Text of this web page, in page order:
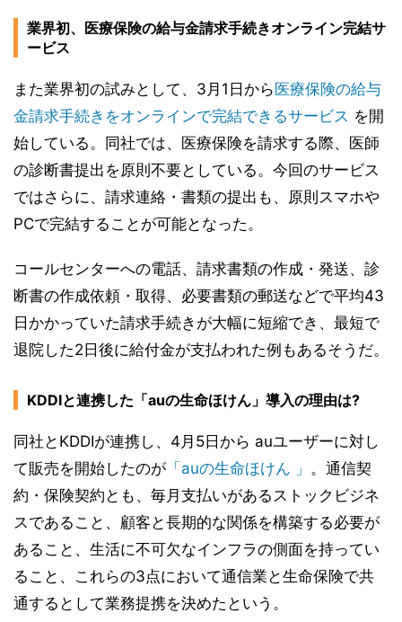
業界初、医療保険の給与金請求手続きオンライン完結サ
ービス
また業界初の試みとして、3月1日から 医療保険の給与
金請求手続きをオンラインで完結できるサービス を開
始している。同社では、医療保険を請求する際、医師
の診断書提出を原則不要としている。今回のサービス
ではさらに、請求連絡・書類の提出も、原則スマホや
PCで完結することが可能となった。
コールセンターへの電話、請求書類の作成・発送、診
断書の作成依頼・取得、必要書類の郵送などで平均43
日かかっていた請求手続きが大幅に短縮でき、最短で
退院した2日後に給付金が支払われた例もあるそうだ。
KDDIと連携した「auの生命ほけん」導入の理由は?
同社とKDDIが連携し、4月5日から auユーザーに対し
て販売を開始したのが 「auの生命ほけん 」 。通信契
約・保険契約とも、毎月支払いがあるストックビジネ
スであること、顧客と長期的な関係を構築する必要が
あること、生活に不可欠なインフラの側面を持ってい
ること、これらの3点において通信業と生命保険で共
通するとして業務提携を決めたという。